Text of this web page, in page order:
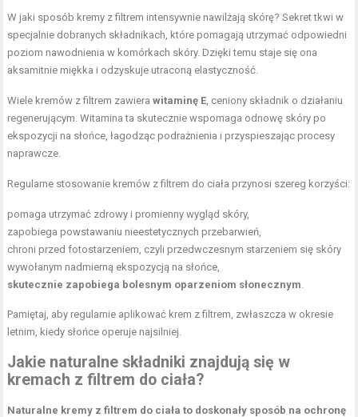
W jaki sposób kremy z filtrem intensywnie nawilżają skórę? Sekret tkwi w
specjalnie dobranych składnikach, które pomagają utrzymać odpowiedni
poziom nawodnienia w komórkach skóry. Dzięki temu staje się ona
aksamitnie miękka i odzyskuje utraconą elastyczność.
Wiele kremów z filtrem zawierawitaminę E , ceniony składnik o działaniu
regenerującym. Witamina ta skutecznie wspomaga odnowę skóry po
ekspozycji na słońce, łagodząc podrażnienia i przyspieszając procesy
naprawcze.
Regularne stosowanie kremów z filtrem do ciała przynosi szereg korzyści:
pomaga utrzymać zdrowy i promienny wygląd skóry,
zapobiega powstawaniu nieestetycznych przebarwień,
chroni przed fotostarzeniem, czyli przedwczesnym starzeniem się skóry
wywołanym nadmierną ekspozycją na słońce,
skutecznie zapobiega bolesnym oparzeniom słonecznym
Pamiętaj, aby regularnie aplikować krem z filtrem, zwłaszcza w okresie
letnim, kiedy słońce operuje najsilniej.
Jakie naturalne składniki znajdują się w
kremach z filtrem do ciała?
Naturalne kremy z filtrem do ciała to doskonały sposób na ochronę